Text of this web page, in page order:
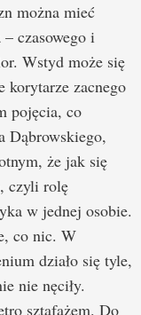
można mieć
czasowego i
Wstyd może się
korytarze zacnego
pojęcia, co
Dąbrowskiego,
że jak się
czyli rolę
w jednej osobie.
co nic. W
działo się tyle,
nie nęciły.
sztafażem. Do